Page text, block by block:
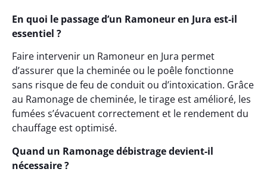
En quoi le passage d’un Ramoneur en Jura est-il
essentiel ?
Faire intervenir un Ramoneur en Jura permet
d’assurer que la cheminée ou le poêle fonctionne
sans risque de feu de conduit ou d’intoxication. Grâce
au Ramonage de cheminée, le tirage est amélioré, les
fumées s’évacuent correctement et le rendement du
chauffage est optimisé.
Quand un Ramonage débistrage devient-il
nécessaire ?